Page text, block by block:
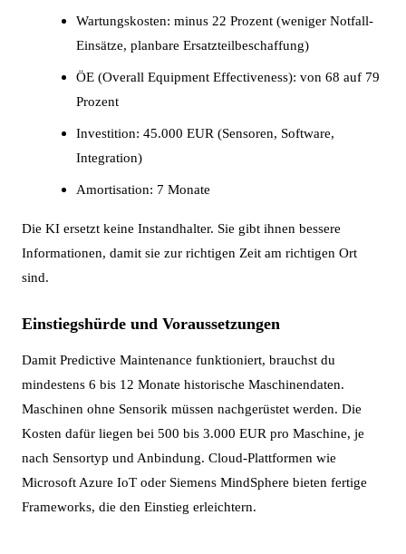
Wartungskosten: minus 22 Prozent (weniger Notfall-
Einsätze, planbare Ersatzteilbeschaffung)
ÖE (Overall Equipment Effectiveness): von 68 auf 79
Prozent
Investition: 45.000 EUR (Sensoren, Software,
Integration)
Amortisation: 7 Monate
Die KI ersetzt keine Instandhalter. Sie gibt ihnen bessere
Informationen, damit sie zur richtigen Zeit am richtigen Ort
sind.
Einstiegshürde und Voraussetzungen
Damit Predictive Maintenance funktioniert, brauchst du
mindestens 6 bis 12 Monate historische Maschinendaten.
Maschinen ohne Sensorik müssen nachgerüstet werden. Die
Kosten dafür liegen bei 500 bis 3.000 EUR pro Maschine, je
nach Sensortyp und Anbindung. Cloud-Plattformen wie
Microsoft Azure IoT oder Siemens MindSphere bieten fertige
Frameworks, die den Einstieg erleichtern.